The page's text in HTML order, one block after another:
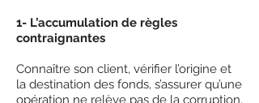
1- L’accumulation de règles
contraignantes
Connaître son client, vérifier l’origine et
la destination des fonds, s’assurer qu’une
opération ne relève pas de la corruption,